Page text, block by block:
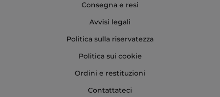
Consegna e resi
Avvisi legali
Politica sulla riservatezza
Politica sui cookie
Ordini e restituzioni
Contattateci